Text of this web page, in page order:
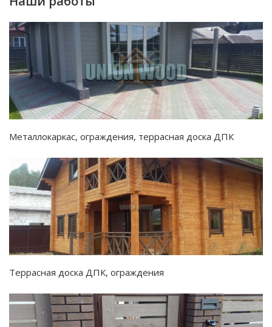
Металлокаркас, ограждения, террасная доска ДПК
Террасная доска ДПК, ограждения